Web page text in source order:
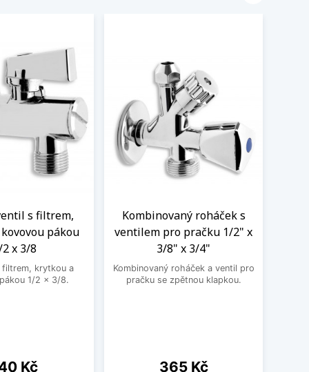
s filtrem,
pákou
2 x 3/8
filtrem, krytkou a
1/2 x 3/8.
Kč
Kombinovaný roháček s
ventilem pro pračku 1/2" x
3/8" x 3/4"
Kombinovaný roháček a ventil pro
pračku se zpětnou klapkou.
Cena
365 Kč